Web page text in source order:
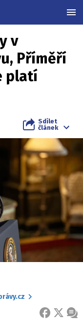
v
Příměří
platí
Sdílet
článek
FACEBOOK
X